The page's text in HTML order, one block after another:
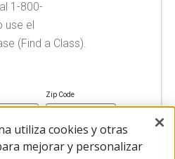
1-800-
use el
(Find a Class).
Zip Code
utiliza cookies y otras
mejorar y personalizar